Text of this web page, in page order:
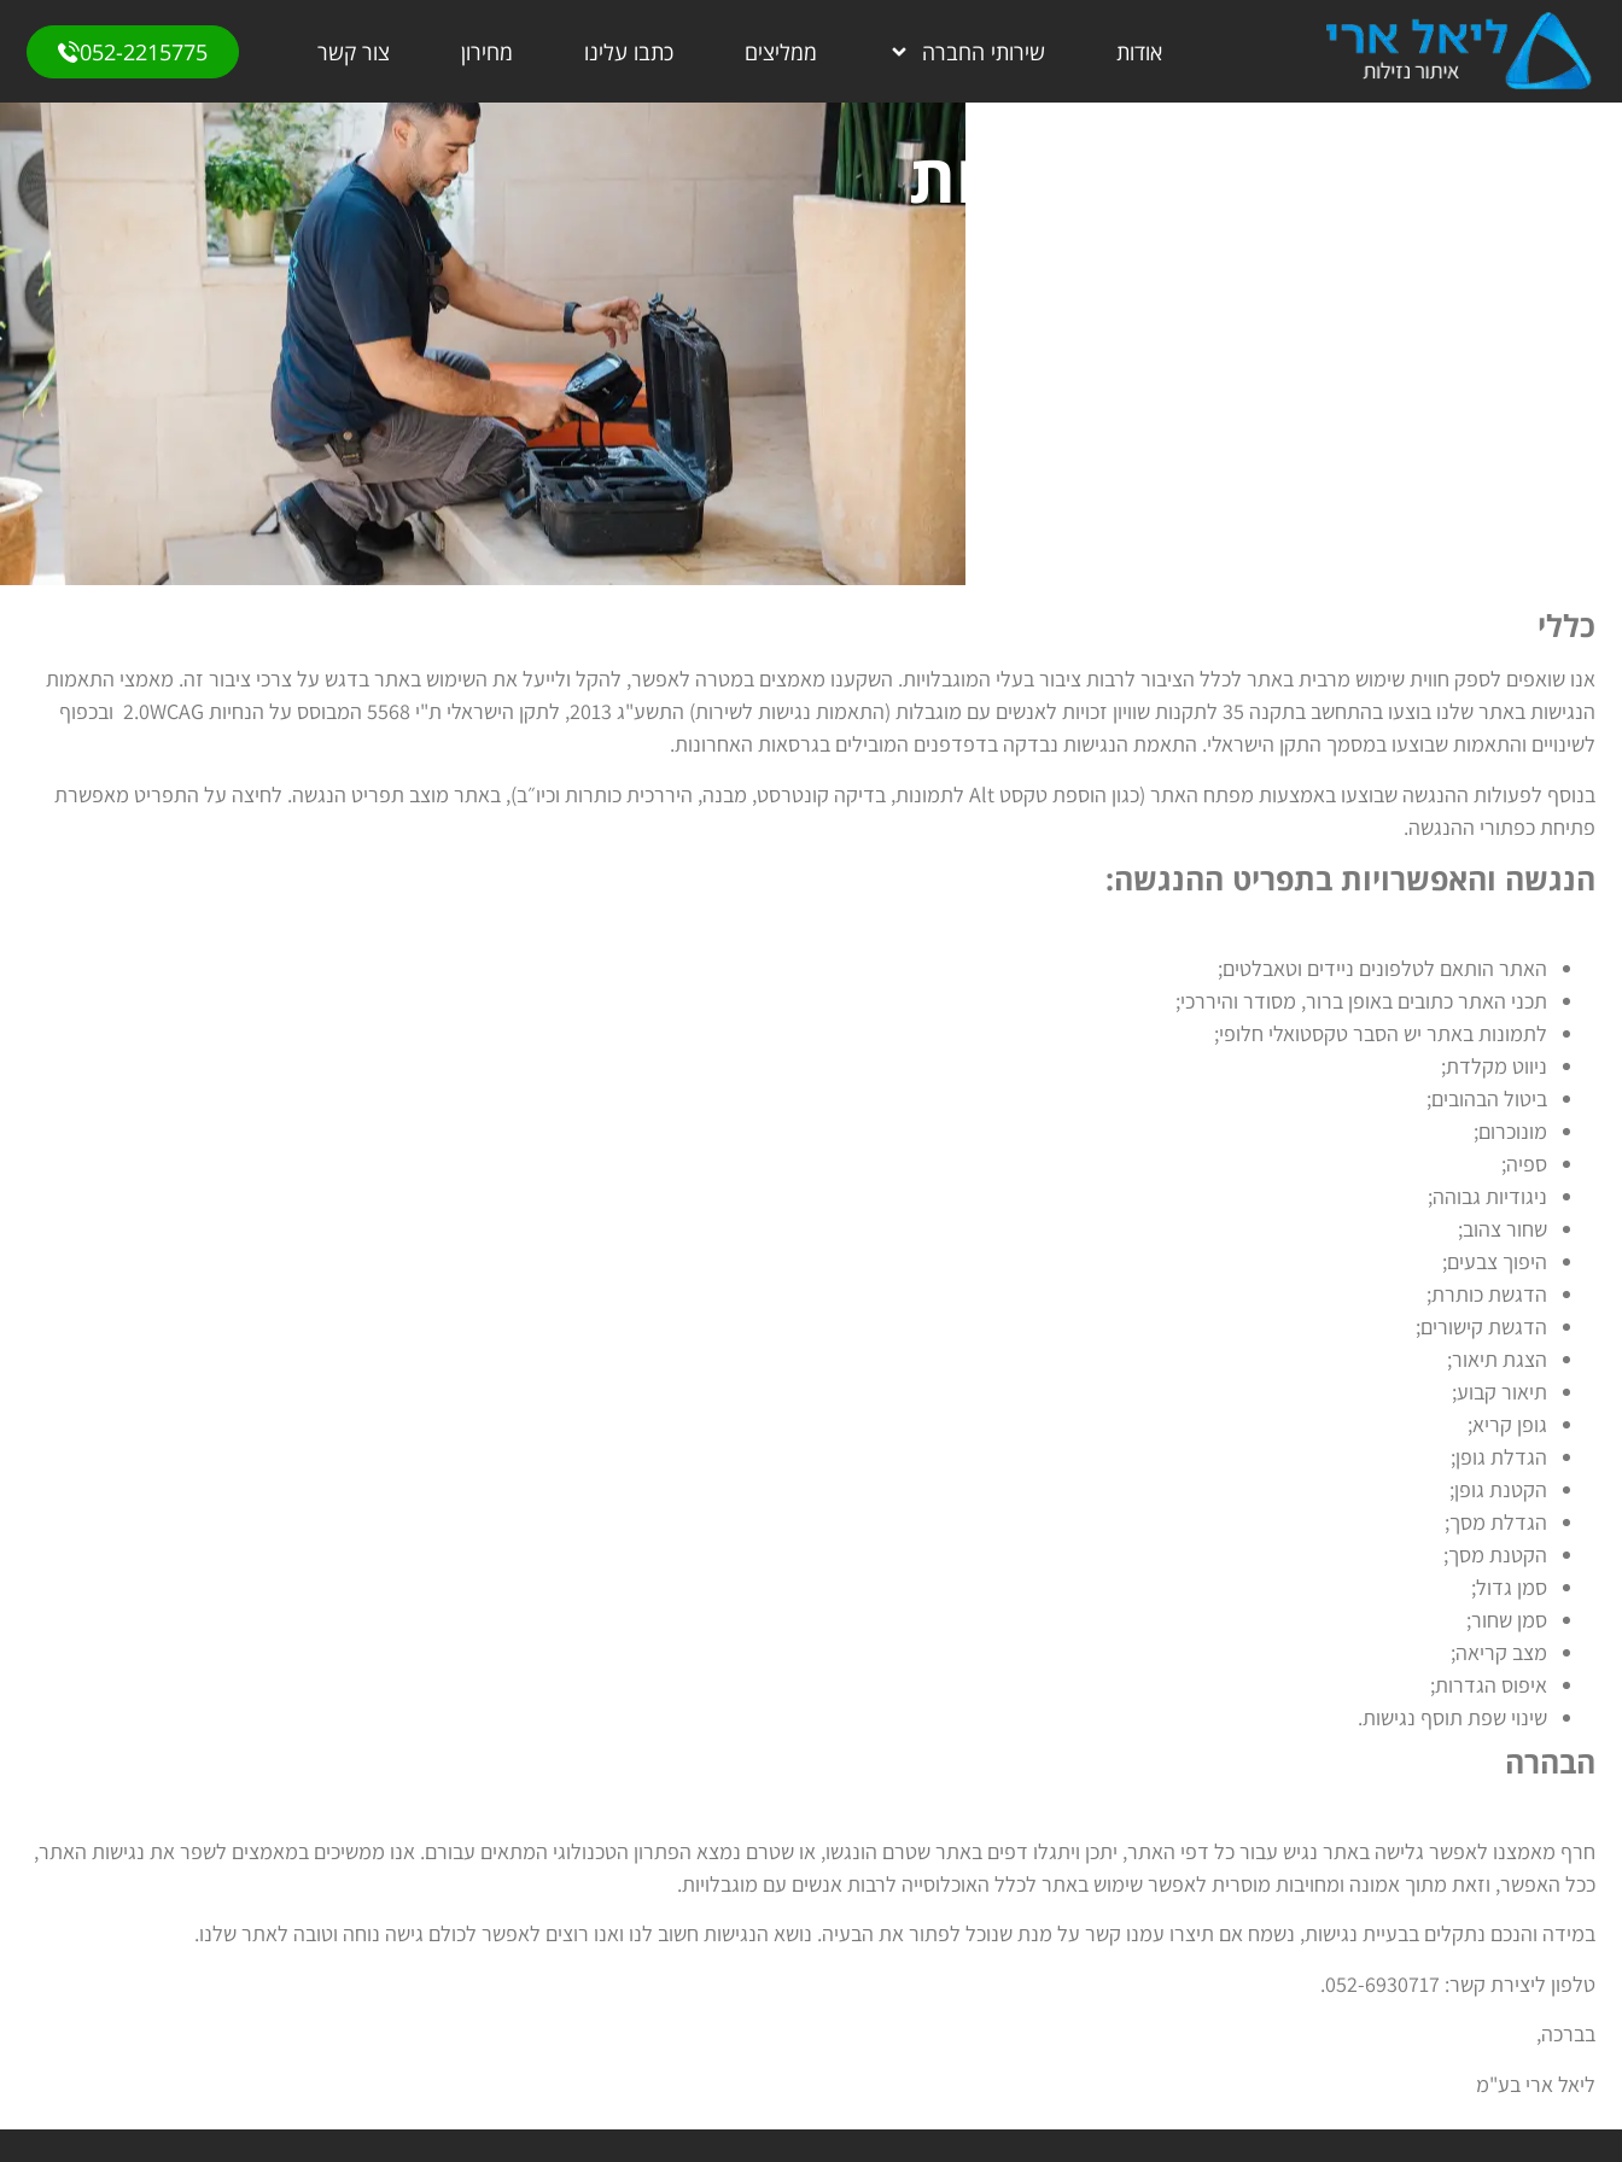
אודות שירותי החברה ממליצים כתבו עלינו מחירון צור קשר 052-2215775
הצהרת נגישות
כללי
אנו שואפים לספק חווית שימוש מרבית באתר לכלל הציבור לרבות ציבור בעלי המוגבלויות. השקענו מאמצים במטרה לאפשר, להקל ולייעל את השימוש באתר בדגש על צרכי ציבור זה. מאמצי התאמות
הנגישות באתר שלנו בוצעו בהתחשב בתקנה 35 לתקנות שוויון זכויות לאנשים עם מוגבלות (התאמות נגישות לשירות) התשע"ג 2013, לתקן הישראלי ת"י 5568 המבוסס על הנחיות 2.0WCAG ובכפוף
לשינויים והתאמות שבוצעו במסמך התקן הישראלי. התאמת הנגישות נבדקה בדפדפנים המובילים בגרסאות האחרונות.
בנוסף לפעולות ההנגשה שבוצעו באמצעות מפתח האתר (כגון הוספת טקסט Alt לתמונות, בדיקה קונטרסט, מבנה, היררכית כותרות וכיו״ב), באתר מוצב תפריט הנגשה. לחיצה על התפריט מאפשרת
פתיחת כפתורי ההנגשה.
הנגשה והאפשרויות בתפריט ההנגשה:
האתר הותאם לטלפונים ניידים וטאבלטים;
תכני האתר כתובים באופן ברור, מסודר והיררכי;
לתמונות באתר יש הסבר טקסטואלי חלופי;
ניווט מקלדת;
ביטול הבהובים;
מונוכרום;
ספיה;
ניגודיות גבוהה;
שחור צהוב;
היפוך צבעים;
הדגשת כותרת;
הדגשת קישורים;
הצגת תיאור;
תיאור קבוע;
גופן קריא;
הגדלת גופן;
הקטנת גופן;
הגדלת מסך;
הקטנת מסך;
סמן גדול;
סמן שחור;
מצב קריאה;
איפוס הגדרות;
שינוי שפת תוסף נגישות.
הבהרה
חרף מאמצנו לאפשר גלישה באתר נגיש עבור כל דפי האתר, יתכן ויתגלו דפים באתר שטרם הונגשו, או שטרם נמצא הפתרון הטכנולוגי המתאים עבורם. אנו ממשיכים במאמצים לשפר את נגישות האתר,
ככל האפשר, וזאת מתוך אמונה ומחויבות מוסרית לאפשר שימוש באתר לכלל האוכלוסייה לרבות אנשים עם מוגבלויות.
במידה והנכם נתקלים בבעיית נגישות, נשמח אם תיצרו עמנו קשר על מנת שנוכל לפתור את הבעיה. נושא הנגישות חשוב לנו ואנו רוצים לאפשר לכולם גישה נוחה וטובה לאתר שלנו.
טלפון ליצירת קשר: 052-6930717.
בברכה,
ליאל ארי בע"מ